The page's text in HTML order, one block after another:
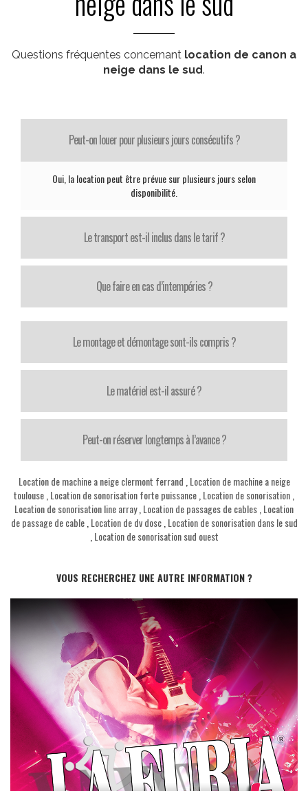
Questions fréquentes concernant location de canon a
neige dans le sud.
Peut-on louer pour plusieurs jours consécutifs ?
Oui, la location peut être prévue sur plusieurs jours selon
disponibilité.
Le transport est-il inclus dans le tarif ?
Que faire en cas d’intempéries ?
Le montage et démontage sont-ils compris ?
Le matériel est-il assuré ?
Peut-on réserver longtemps à l’avance ?
Location de machine a neige clermont ferrand Location de machine a neige
toulouse Location de sonorisation forte puissance Location de sonorisation
Location de sonorisation line array, Location de passages de cables Location
de passage de cable, Location de dv dosc, Location de sonorisation dans le sud
Location de sonorisation sud ouest
VOUS RECHERCHEZ UNE AUTRE INFORMATION ?